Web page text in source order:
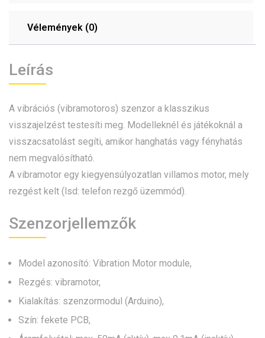
Vélemények (0)
Leírás
A vibrációs (vibramotoros) szenzor a klasszikus
visszajelzést testesíti meg. Modelleknél és játékoknál a
visszacsatolást segíti, amikor hanghatás vagy fényhatás
nem megvalósítható.
A vibramotor egy kiegyensúlyozatlan villamos motor, mely
rezgést kelt (lsd: telefon rezgő üzemmód).
Szenzorjellemzők
Model azonosító: Vibration Motor module,
Rezgés: vibramotor,
Kialakítás: szenzormodul (Arduino),
Szín: fekete PCB,